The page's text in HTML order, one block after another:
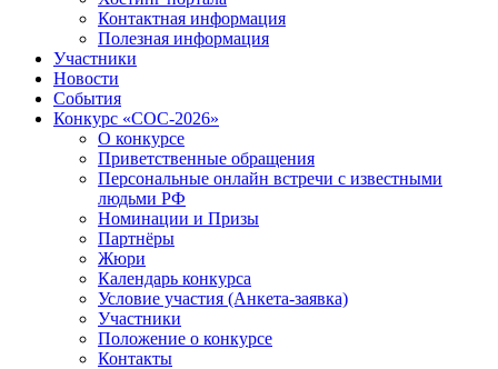
Контактная информация
Полезная информация
Участники
Новости
События
Конкурс «СОС-2026»
О конкурсе
Приветственные обращения
Персональные онлайн встречи с известными
людьми РФ
Номинации и Призы
Партнёры
Жюри
Календарь конкурса
Условие участия (Анкета-заявка)
Участники
Положение о конкурсе
Контакты